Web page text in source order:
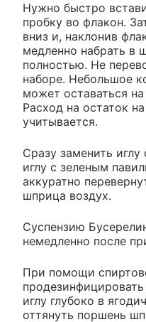
Нужно быстро
пробку во флакон.
вниз и, наклонив
медленно набрать в
полностью. Не
наборе. Небольшое
может оставаться
Расход на остаток
учитывается.
Сразу заменить
иглу с зеленым
аккуратно
шприца воздух.
Суспензию
немедленно после
При помощи
иглу глубоко в
оттянуть поршень